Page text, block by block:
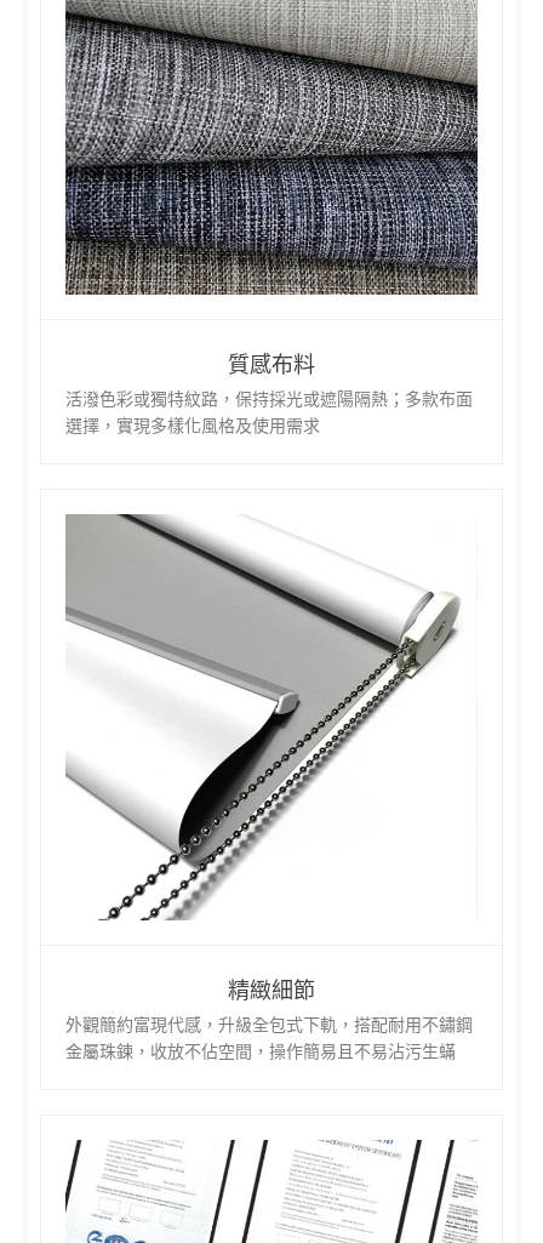
質感布料
活潑色彩或獨特紋路，保持採光或遮陽隔熱；多款布面
選擇，實現多樣化風格及使用需求
精緻細節
外觀簡約富現代感，升級全包式下軌，搭配耐用不鏽鋼
金屬珠鍊，收放不佔空間，操作簡易且不易沾污生蟎